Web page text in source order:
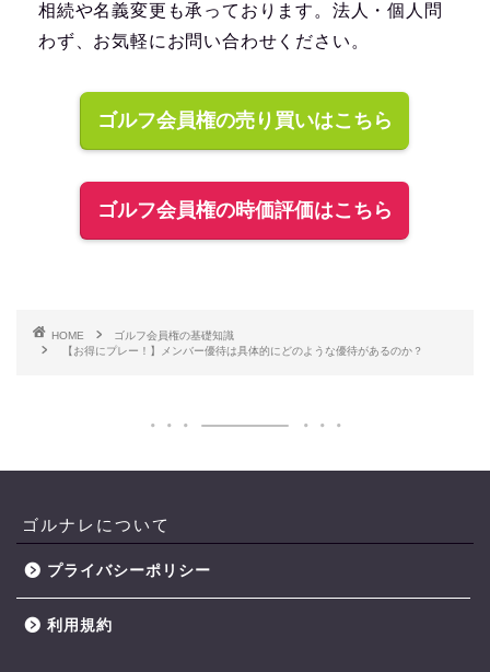
相続や名義変更も承っております。法人・個人問
わず、お気軽にお問い合わせください。
ゴルフ会員権の売り買いはこちら
ゴルフ会員権の時価評価はこちら
HOME
ゴルフ会員権の基礎知識
【お得にプレー！】メンバー優待は具体的にどのような優待があるのか？
ゴルナレについて
プライバシーポリシー
利用規約